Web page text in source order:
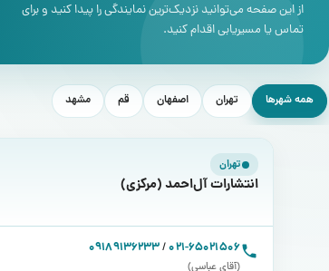
از این صفحه می‌توانید نزدیک‌ترین نمایندگی را پیدا کنید و برای
تماس یا مسیریابی اقدام کنید.
همه شهرها تهران اصفهان قم مشهد
تهران
انتشارات آل‌احمد (مرکزی)
021-65021506
/
09189136233
(آقای عباسی)